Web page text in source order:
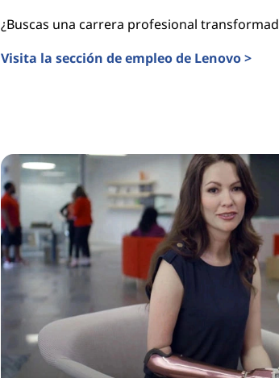
¿Buscas una carrera profesional
Visita la sección de empleo de Lenovo >